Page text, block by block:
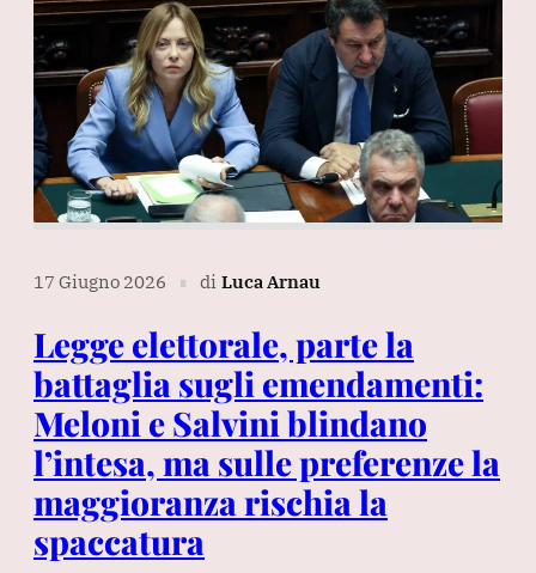
17 Giugno 2026 ∎ di Luca Arnau
Legge elettorale, parte la
battaglia sugli emendamenti:
Meloni e Salvini blindano
l’intesa, ma sulle preferenze la
maggioranza rischia la
spaccatura